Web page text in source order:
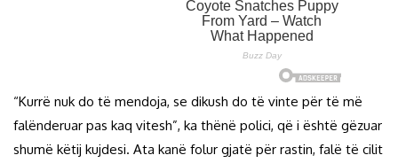
“Kurrë nuk do të mendoja, se dikush do të vinte për të më
falënderuar pas kaq vitesh”, ka thënë polici, që i është gëzuar
shumë këtij kujdesi. Ata kanë folur gjatë për rastin, falë të cilit